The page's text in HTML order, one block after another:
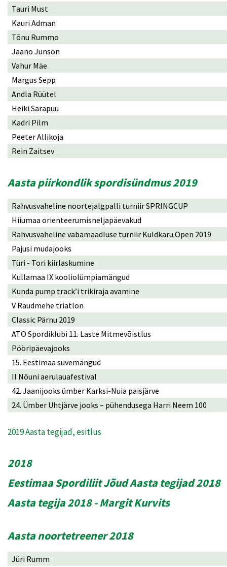
Tauri Must
Kauri Adman
Tõnu Rummo
Jaano Junson
Vahur Mäe
Margus Sepp
Andla Rüütel
Heiki Sarapuu
Kadri Pilm
Peeter Allikoja
Rein Zaitsev
Aasta piirkondlik spordisündmus 2019
Rahvusvaheline noortejalgpalli turniir SPRINGCUP
Hiiumaa orienteerumisneljapäevakud
Rahvusvaheline vabamaadluse turniir Kuldkaru Open 2019
Pajusi mudajooks
Türi - Tori kiirlaskumine
Kullamaa IX kooliolümpiamängud
Kunda pump track’i trikiraja avamine
V Raudmehe triatlon
Classic Pärnu 2019
ATO Spordiklubi 11. Laste Mitmevõistlus
Pööripäevajooks
15. Eestimaa suvemängud
II Nõuni aerulauafestival
42. Jaanijooks ümber Karksi-Nuia paisjärve
24. Ümber Uhtjärve jooks – pühendusega Harri Neem 100
2019 Aasta tegijad, esitlus
2018
Eestimaa Spordiliit Jõud Aasta tegijad 2018
Aasta tegija 2018 - Margit Kurvits
Aasta noortetreener 2018
Jüri Rumm